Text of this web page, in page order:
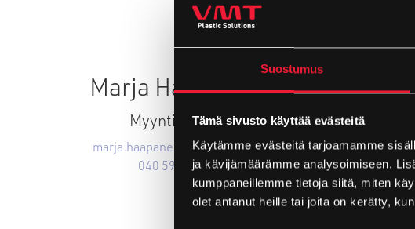
Suostumus
Tämä sivusto käyttää evästeitä
Käytämme evästeitä tarjoamamme
ja kävijämäärämme analysoimiseen.
kumppaneillemme tietoja siitä, miten
olet antanut heille tai joita on kerätty,
Marja Haapanen
Myynti | CEO
marja.haapanen@vmtplastic.fi
040 596 8333